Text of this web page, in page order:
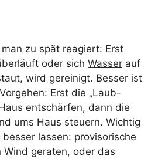
zu spät reagiert: Erst
oder sich Wasser auf
wird gereinigt. Besser ist
Erst die „Laub-
entschärfen, dann die
ums Haus steuern. Wichtig
lassen: provisorische
Wind geraten, oder das